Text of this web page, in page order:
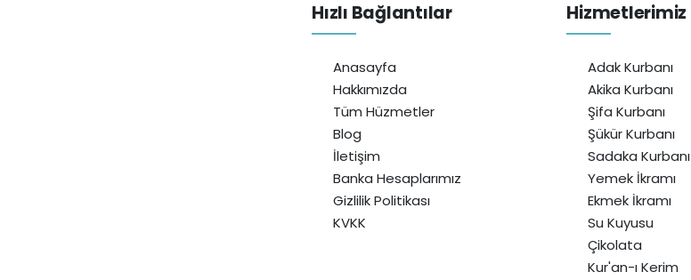
Hızlı Bağlantılar
Anasayfa
Hakkımızda
Tüm Hüzmetler
Blog
İletişim
Banka Hesaplarımız
Gizlilik Politikası
KVKK
Hizmetlerimiz
Adak Kurbanı
Akika Kurbanı
Şifa Kurbanı
Şükür Kurbanı
Sadaka Kurbanı
Yemek İkramı
Ekmek İkramı
Su Kuyusu
Çikolata
Kur'an-ı Kerim